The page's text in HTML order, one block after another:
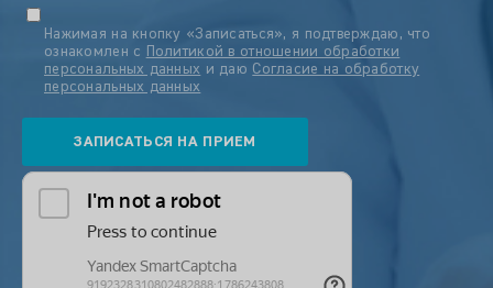
Нажимая на кнопку «Записаться», я подтверждаю, что
ознакомлен с Политикой в отношении обработки
персональных данных и даю Согласие на обработку
персональных данных